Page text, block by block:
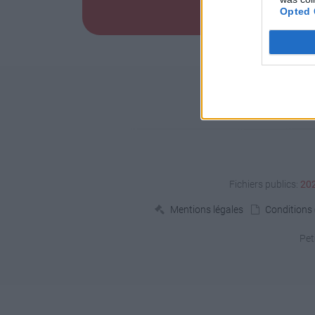
Opted
Fichiers publics:
Mentions légales